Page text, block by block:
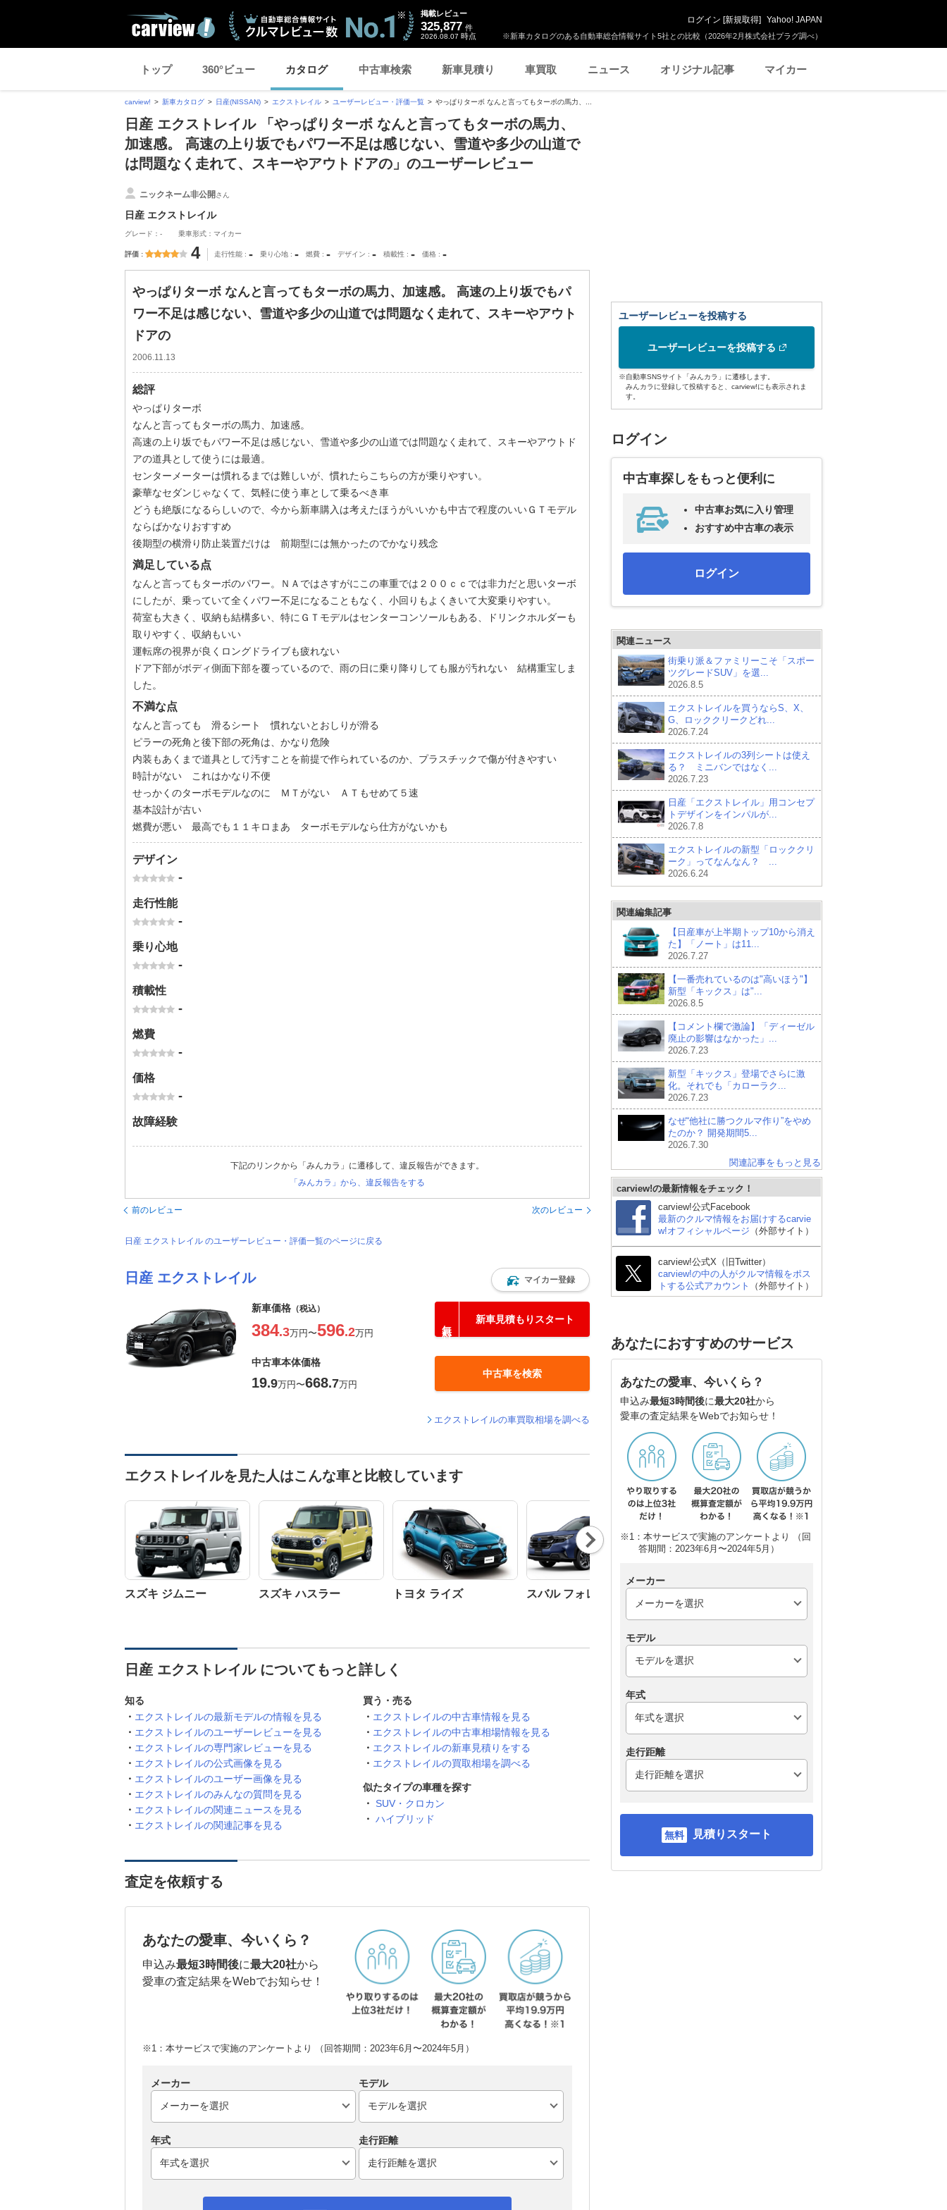
※新車カタログのある自動車総合情報サイト5社との比較（2026年2月株式会社プラグ調べ）
掲載レビュー
325,877 件
2026.08.07 時点
ログイン [新規取得] Yahoo! JAPAN
トップ 360°ビュー カタログ 中古車検索 新車見積り 車買取 ニュース オリジナル記事 マイカー
carview! 新車カタログ 日産(NISSAN) エクストレイル ユーザーレビュー・評価一覧 やっぱりターボ なんと言ってもターボの馬力、...
日産 エクストレイル 「やっぱりターボ なんと言ってもターボの馬力、
加速感。 高速の上り坂でもパワー不足は感じない、雪道や多少の山道で
は問題なく走れて、スキーやアウトドアの」のユーザーレビュー
ニックネーム非公開さん
日産 エクストレイル
グレード：- 乗車形式：マイカー
評価 4 走行性能 - 乗り心地 - 燃費 - デザイン - 積載性 - 価格 -
やっぱりターボ なんと言ってもターボの馬力、加速感。 高速の上り坂でもパ
ワー不足は感じない、雪道や多少の山道では問題なく走れて、スキーやアウト
ドアの
2006.11.13
総評
やっぱりターボ
なんと言ってもターボの馬力、加速感。
高速の上り坂でもパワー不足は感じない、雪道や多少の山道では問題なく走れて、スキーやアウトド
アの道具として使うには最適。
センターメーターは慣れるまでは難しいが、慣れたらこちらの方が乗りやすい。
豪華なセダンじゃなくて、気軽に使う車として乗るべき車
どうも絶版になるらしいので、今から新車購入は考えたほうがいいかも中古で程度のいいＧＴモデル
ならばかなりおすすめ
後期型の横滑り防止装置だけは 前期型には無かったのでかなり残念
満足している点
なんと言ってもターボのパワー。ＮＡではさすがにこの車重では２００ｃｃでは非力だと思いターボ
にしたが、乗っていて全くパワー不足になることもなく、小回りもよくきいて大変乗りやすい。
荷室も大きく、収納も結構多い、特にＧＴモデルはセンターコンソールもある、ドリンクホルダーも
取りやすく、収納もいい
運転席の視界が良くロングドライブも疲れない
ドア下部がボディ側面下部を覆っているので、雨の日に乗り降りしても服が汚れない 結構重宝しま
した。
不満な点
なんと言っても 滑るシート 慣れないとおしりが滑る
ピラーの死角と後下部の死角は、かなり危険
内装もあくまで道具として汚すことを前提で作られているのか、プラスチックで傷が付きやすい
時計がない これはかなり不便
せっかくのターボモデルなのに ＭＴがない ＡＴもせめて５速
基本設計が古い
燃費が悪い 最高でも１１キロまあ ターボモデルなら仕方がないかも
デザイン
-
走行性能
-
乗り心地
-
積載性
-
燃費
-
価格
-
故障経験
下記のリンクから「みんカラ」に遷移して、違反報告ができます。
「みんカラ」から、違反報告をする
前のレビュー 次のレビュー
日産 エクストレイル のユーザーレビュー・評価一覧のページに戻る
日産 エクストレイル マイカー登録
新車価格 （税込）
384.3万円〜596.2万円
新車見積もりスタート
中古車本体価格
19.9万円〜668.7万円
中古車を検索
エクストレイルの車買取相場を調べる
エクストレイルを見た人はこんな車と比較しています
スズキ ジムニー スズキ ハスラー トヨタ ライズ スバル フォレスター
リッド
マツダ CX-5
Nex
t
日産 エクストレイル についてもっと詳しく
知る
エクストレイルの最新モデルの情報を見る
エクストレイルのユーザーレビューを見る
エクストレイルの専門家レビューを見る
エクストレイルの公式画像を見る
エクストレイルのユーザー画像を見る
エクストレイルのみんなの質問を見る
エクストレイルの関連ニュースを見る
エクストレイルの関連記事を見る
買う・売る
エクストレイルの中古車情報を見る
エクストレイルの中古車相場情報を見る
エクストレイルの新車見積りをする
エクストレイルの買取相場を調べる
似たタイプの車種を探す
SUV・クロカン
ハイブリッド
査定を依頼する
あなたの愛車、今いくら？
申込み最短3時間後に最大20社から
愛車の査定結果をWebでお知らせ！
※1：本サービスで実施のアンケートより （回答期間：2023年6月〜2024年5月）
メーカー モデル
年式 走行距離
ユーザーレビューを投稿する
ユーザーレビューを投稿する
※自動車SNSサイト「みんカラ」に遷移します。
みんカラに登録して投稿すると、carview!にも表示されま
す。
ログイン
中古車探しをもっと便利に
中古車お気に入り管理
おすすめ中古車の表示
ログイン
関連ニュース
街乗り派＆ファミリーこそ「スポー
ツグレードSUV」を選...
2026.8.5
エクストレイルを買うならS、X、
G、ロッククリークどれ...
2026.7.24
エクストレイルの3列シートは使え
る？ ミニバンではなく...
2026.7.23
日産「エクストレイル」用コンセプ
トデザインをインパルが...
2026.7.8
エクストレイルの新型「ロッククリ
ーク」ってなんなん？ ...
2026.6.24
関連編集記事
【日産車が上半期トップ10から消え
た】「ノート」は11...
2026.7.27
【一番売れているのは"高いほう"】
新型「キックス」は"...
2026.8.5
【コメント欄で激論】「ディーゼル
廃止の影響はなかった」...
2026.7.23
新型「キックス」登場でさらに激
化。それでも「カローラク...
2026.7.23
なぜ“他社に勝つクルマ作り”をやめ
たのか？ 開発期間5...
2026.7.30
関連記事をもっと見る
carview!の最新情報をチェック！
carview!公式Facebook
最新のクルマ情報をお届けするcarvie
w!オフィシャルページ （外部サイト）
carview!公式X（旧Twitter）
carview!の中の人がクルマ情報をポス
トする公式アカウント
（外部サイト）
あなたにおすすめのサービス
あなたの愛車、今いくら？
申込み最短3時間後に最大20社から
愛車の査定結果をWebでお知らせ！
※1：本サービスで実施のアンケートより （回
答期間：2023年6月〜2024年5月）
メーカー
モデル
年式
走行距離
見積りスタート